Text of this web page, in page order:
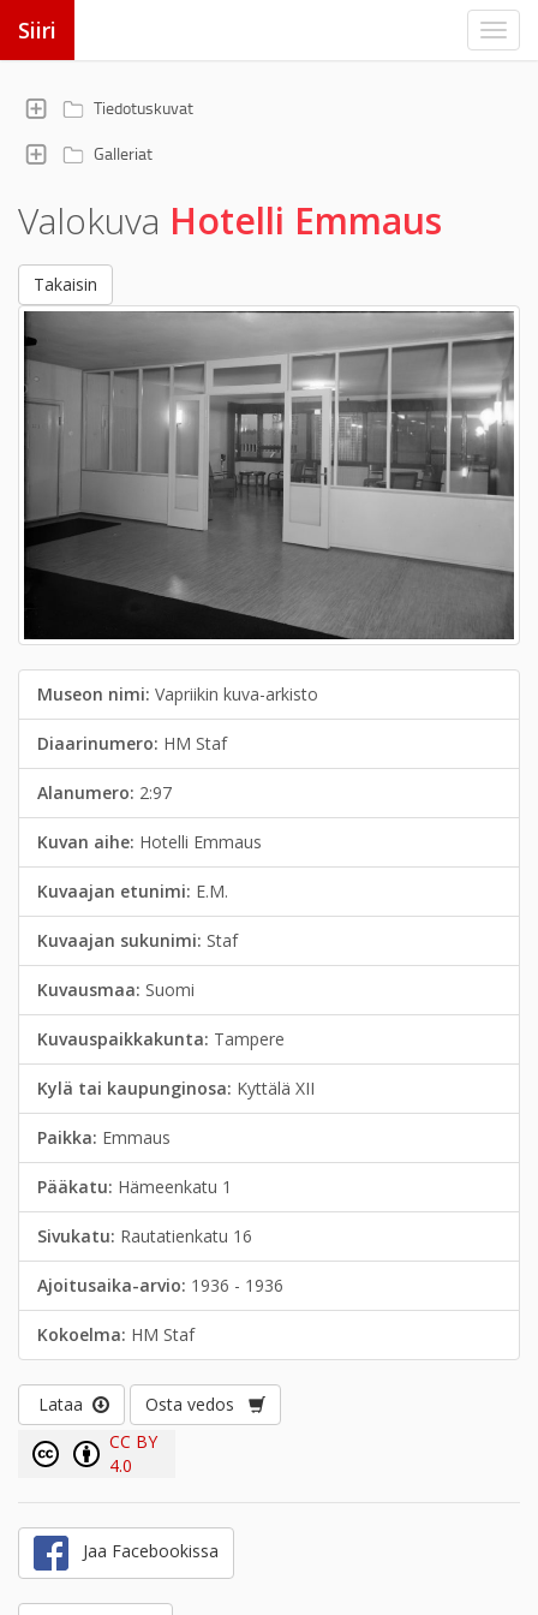
Siiri
Tiedotuskuvat
Galleriat
Valokuva Hotelli Emmaus
Takaisin
Museon nimi: Vapriikin kuva-arkisto
Diaarinumero: HM Staf
Alanumero: 2:97
Kuvan aihe: Hotelli Emmaus
Kuvaajan etunimi: E.M.
Kuvaajan sukunimi: Staf
Kuvausmaa: Suomi
Kuvauspaikkakunta: Tampere
Kylä tai kaupunginosa: Kyttälä XII
Paikka: Emmaus
Pääkatu: Hämeenkatu 1
Sivukatu: Rautatienkatu 16
Ajoitusaika-arvio: 1936 - 1936
Kokoelma: HM Staf
Lataa
Osta vedos
CC BY
4.0
Jaa Facebookissa